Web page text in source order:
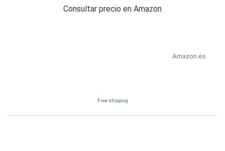
Consultar precio en Amazon
Amazon.es
Free shipping